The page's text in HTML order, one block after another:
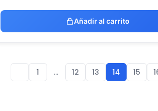
Añadir al carrito
1 … 12 13 14 15